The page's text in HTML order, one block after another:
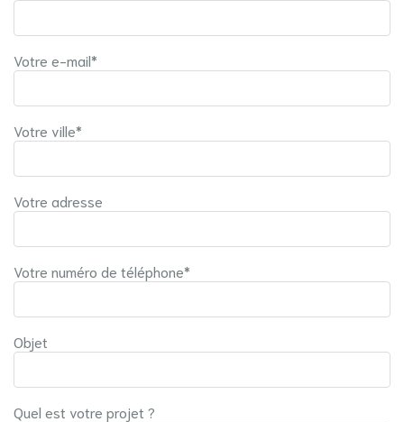
Votre e-mail*
Votre ville*
Votre adresse
Votre numéro de téléphone*
Objet
Quel est votre projet ?